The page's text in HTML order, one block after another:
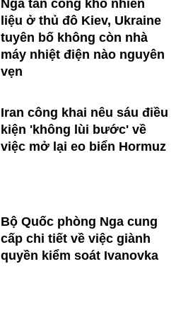
Nga tấn công kho nhiên
liệu ở thủ đô Kiev, Ukraine
tuyên bố không còn nhà
máy nhiệt điện nào nguyên
vẹn
Iran công khai nêu sáu điều
kiện 'không lùi bước' về
việc mở lại eo biển Hormuz
Bộ Quốc phòng Nga cung
cấp chi tiết về việc giành
quyền kiểm soát Ivanovka